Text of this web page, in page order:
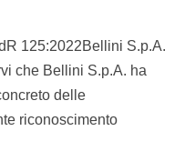
125:2022Bellini S.p.A.
che Bellini S.p.A. ha
delle
riconoscimento